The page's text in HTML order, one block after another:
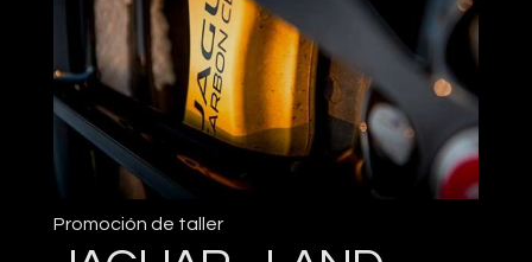
Promoción de taller